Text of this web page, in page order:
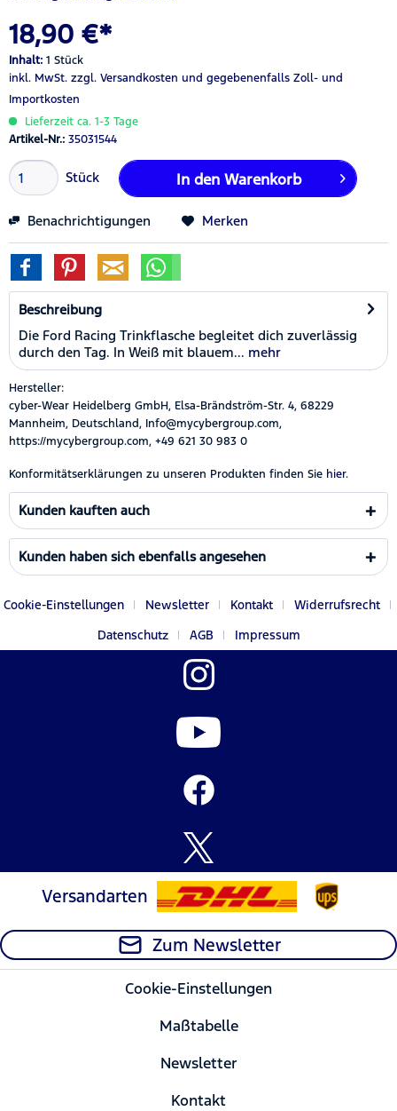
18,90 €*
Inhalt: 1 Stück
inkl. MwSt. zzgl. Versandkosten und gegebenenfalls Zoll- und
Importkosten
Lieferzeit ca. 1-3 Tage
Artikel-Nr.: 35031544
Stück In den Warenkorb
Benachrichtigungen Merken
Beschreibung
Die Ford Racing Trinkflasche begleitet dich zuverlässig
durch den Tag. In Weiß mit blauem... mehr
Hersteller:
cyber-Wear Heidelberg GmbH, Elsa-Brändström-Str. 4, 68229
Mannheim, Deutschland, Info@mycybergroup.com,
https://mycybergroup.com, +49 621 30 983 0
Konformitätserklärungen zu unseren Produkten finden Sie hier.
Kunden kauften auch
Kunden haben sich ebenfalls angesehen
Cookie-Einstellungen Newsletter Kontakt
Widerrufsrecht
Datenschutz
AGB Impressum
Versandarten
Zum Newsletter
Cookie-Einstellungen
Maßtabelle
Newsletter
Kontakt